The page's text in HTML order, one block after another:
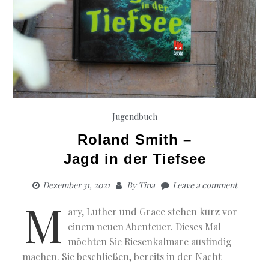
Jugendbuch
Roland Smith –
Jagd in der Tiefsee
Dezember 31, 2021 ByTina Leave a comment
M ary, Luther und Grace stehen kurz vor
einem neuen Abenteuer. Dieses Mal
möchten Sie Riesenkalmare ausfindig
machen. Sie beschließen, bereits in der Nacht